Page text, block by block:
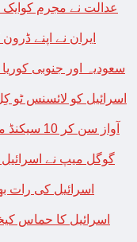
ایران نے اپنے
سعودیہ اور جنوبی
اسرائیل کو لائسنس ٹو
آواز سن
گوگل میپ نے اسرائیل
اسرائیل کا حماس